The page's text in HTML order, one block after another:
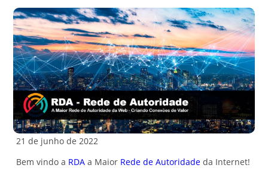
21 de junho de 2022
Bem vindo a RDA a Maior Rede de Autoridade da Internet!